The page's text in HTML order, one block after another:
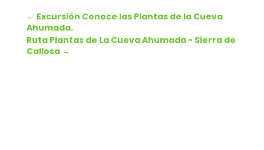
← Excursión Conoce las Plantas de la Cueva
Ahumada.
Ruta Plantas de La Cueva Ahumada - Sierra de
Callosa→